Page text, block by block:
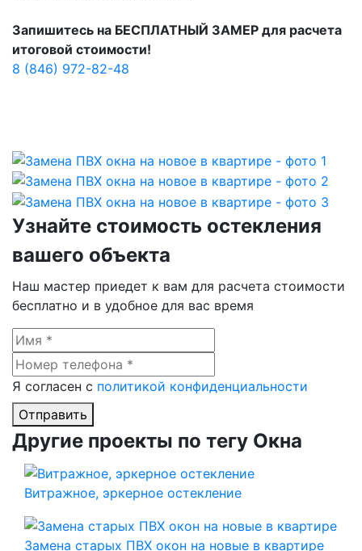
Запишитесь на БЕСПЛАТНЫЙ ЗАМЕР для расчета
итоговой стоимости!
8 (846) 972-82-48
Узнайте стоимость остекления
вашего объекта
Наш мастер приедет к вам для расчета стоимости
бесплатно и в удобное для вас время
Я согласен с политикой конфиденциальности
Отправить
Другие проекты по тегу Окна
Витражное, эркерное остекление
Замена старых ПВХ окон на новые в квартире